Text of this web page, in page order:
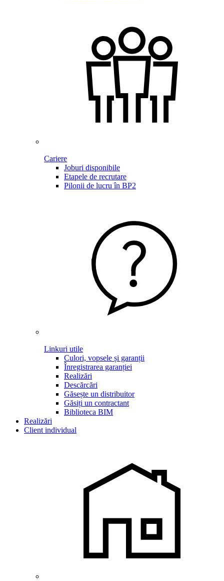
Cariere
Joburi disponibile
Etapele de recrutare
Pilonii de lucru în BP2
Linkuri utile
Culori, vopsele și garanții
Înregistrarea garanției
Realizări
Descărcări
Găsește un distribuitor
Găsiți un contractant
Biblioteca BIM
Realizări
Client individual